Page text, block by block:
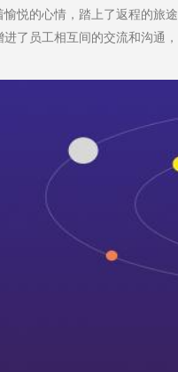
的心情，踏上了返程的旅
了员工相互间的交流和沟通